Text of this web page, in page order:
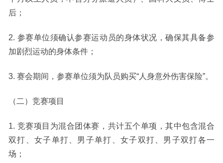
后；
2. 参赛单位须确认参赛运动员的身体状况，确保其具备参
加剧烈运动的身体条件；
3. 赛会期间，参赛单位须为队员购买“人身意外伤害保险”。
（二）竞赛项目
1. 竞赛项目为混合团体赛，共计五个单项，其中包含混合
双打、女子单打、男子单打、女子双打、男子双打各一
场；